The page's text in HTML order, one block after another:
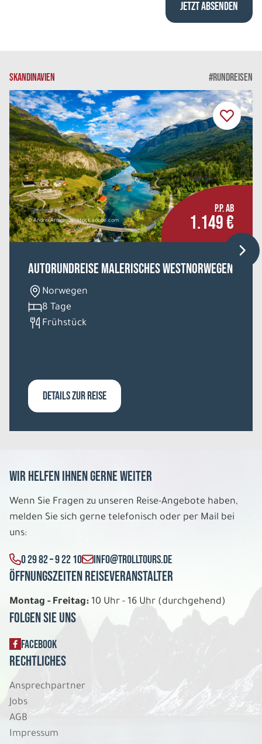
SKANDINAVIEN #RUNDREISEN
© Andrei Armiagov - stock.adobe.com
P.P. AB
1.149 €
Autorundreise Malerisches Westnorwegen
Norwegen
8 Tage
Frühstück
DETAILS ZUR REISE
Wir helfen Ihnen gerne weiter
Wenn Sie Fragen zu unseren Reise-Angebote haben,
melden Sie sich gerne telefonisch oder per Mail bei
uns:
0 29 82 – 9 22 10 INFO@TROLLTOURS.DE
Öffnungszeiten Reiseveranstalter
Montag - Freitag: 10 Uhr - 16 Uhr (durchgehend)
Folgen Sie uns
FACEBOOK
Rechtliches
Ansprechpartner
Jobs
AGB
Impressum